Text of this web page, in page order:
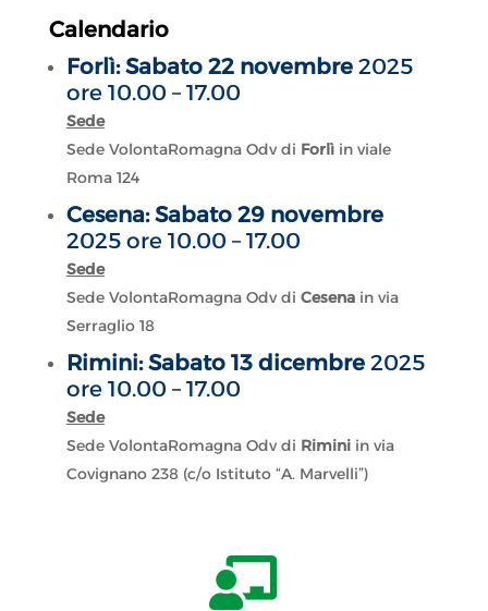
Calendario
Forlì: Sabato 22 novembre2025
ore 10.00 – 17.00
Sede
Sede VolontaRomagna Odv di Forlì in viale
Roma 124
Cesena: Sabato 29 novembre
2025 ore 10.00 – 17.00
Sede
Sede VolontaRomagna Odv di Cesena in via
Serraglio 18
Rimini: Sabato 13 dicembre 2025
ore 10.00 – 17.00
Sede
Sede VolontaRomagna Odv di Rimini in via
Covignano 238 (c/o Istituto “A. Marvelli”)
